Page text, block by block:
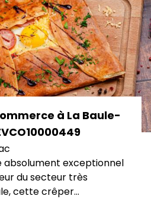
à La Baule-
absolument exceptionnel
du secteur très
cette crêper...